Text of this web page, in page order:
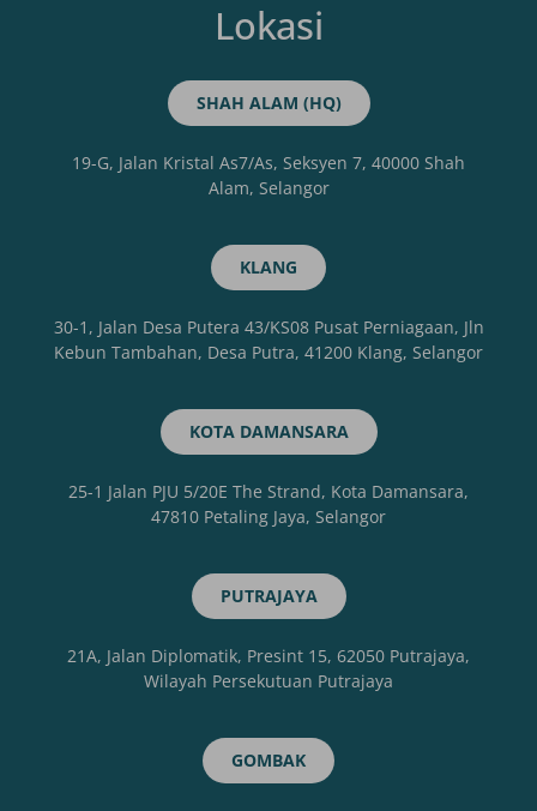
Lokasi
SHAH ALAM (HQ)
19-G, Jalan Kristal As7/As, Seksyen 7, 40000 Shah
Alam, Selangor
KLANG
30-1, Jalan Desa Putera 43/KS08 Pusat Perniagaan, Jln
Kebun Tambahan, Desa Putra, 41200 Klang, Selangor
KOTA DAMANSARA
25-1 Jalan PJU 5/20E The Strand, Kota Damansara,
47810 Petaling Jaya, Selangor
PUTRAJAYA
21A, Jalan Diplomatik, Presint 15, 62050 Putrajaya,
Wilayah Persekutuan Putrajaya
GOMBAK